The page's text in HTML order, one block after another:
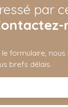
par
formulaire,
brefs délais.